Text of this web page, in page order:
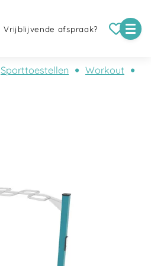
Vrijblijvende afspraak?
Sporttoestellen
Workout